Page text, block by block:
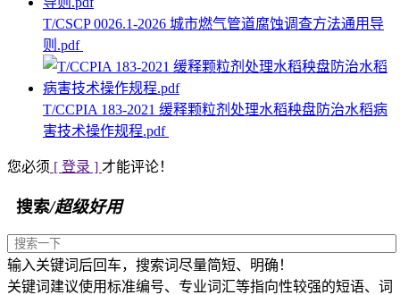
T/CSCP 0026.1-2026 城市燃气管道腐蚀调查方法通用导
则.pdf
T/CCPIA 183-2021 缓释颗粒剂处理水稻秧盘防治水稻病
害技术操作规程.pdf
您必须 [ 登录 ] 才能评论！
搜索/超级好用
输入关键词后回车，搜索词尽量简短、明确！
关键词建议使用标准编号、专业词汇等指向性较强的短语、词